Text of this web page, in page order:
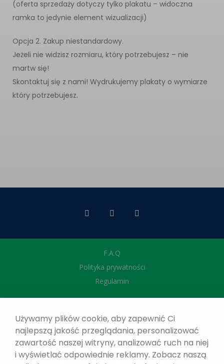
(oferta sprzedaży dotyczy tylko plakatu – widoczna
ramka to jedynie element wizualizacji)
Opcja 2. Zakup niestandardowy.
Jeżeli nie widzisz rozmiaru, który potrzebujesz – nie
martw się!
Skontaktuj się z nami! Wydrukujemy plakaty o wymiarze
który potrzebujesz.
F.A.Q
Polityka prywatności
Regulamin
Używamy plików cookie, aby zapewnić Ci
najlepszą jakość przeglądania, personalizować
zawartość naszej witryny, analizować ruch na niej
i wyświetlać odpowiednie reklamy. Zobacz naszą